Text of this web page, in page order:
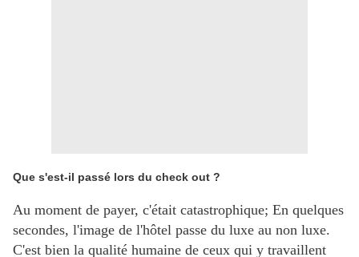
Que s'est-il passé lors du check out ?
Au moment de payer, c'était catastrophique; En quelques
secondes, l'image de l'hôtel passe du luxe au non luxe.
C'est bien la qualité humaine de ceux qui y travaillent